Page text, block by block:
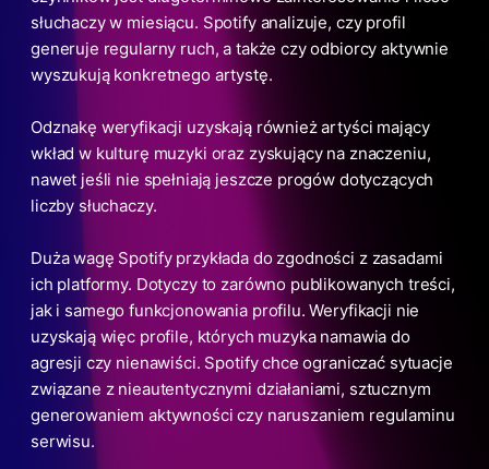
słuchaczy w miesiącu. Spotify analizuje, czy profil
generuje regularny ruch, a także czy odbiorcy aktywnie
wyszukują konkretnego artystę.
Odznakę weryfikacji uzyskają również artyści mający
wkład w kulturę muzyki oraz zyskujący na znaczeniu,
nawet jeśli nie spełniają jeszcze progów dotyczących
liczby słuchaczy.
Duża wagę Spotify przykłada do zgodności z zasadami
ich platformy. Dotyczy to zarówno publikowanych treści,
jak i samego funkcjonowania profilu. Weryfikacji nie
uzyskają więc profile, których muzyka namawia do
agresji czy nienawiści. Spotify chce ograniczać sytuacje
związane z nieautentycznymi działaniami, sztucznym
generowaniem aktywności czy naruszaniem regulaminu
serwisu.